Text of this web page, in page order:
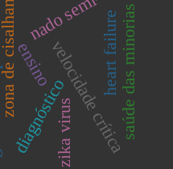
ensinovelocidade crítica
diagnóstico saúde das minorias
heart failure
zika virus